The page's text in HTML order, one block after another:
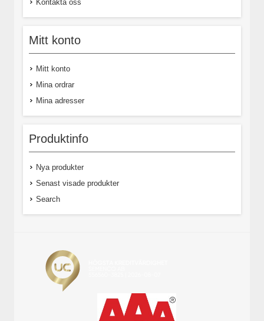
Kontakta oss
Mitt konto
Mitt konto
Mina ordrar
Mina adresser
Produktinfo
Nya produkter
Senast visade produkter
Search